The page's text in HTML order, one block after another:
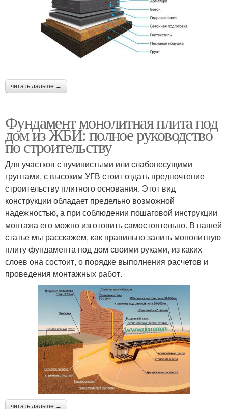
читать дальше →
Фундамент монолитная плита под
дом из ЖБИ: полное руководство
по строительству
Для участков с пучинистыми или слабонесущими
грунтами, с высоким УГВ стоит отдать предпочтение
строительству плитного основания. Этот вид
конструкции обладает предельно возможной
надежностью, а при соблюдении пошаговой инструкции
монтажа его можно изготовить самостоятельно. В нашей
статье мы расскажем, как правильно залить монолитную
плиту фундамента под дом своими руками, из каких
слоев она состоит, о порядке выполнения расчетов и
проведения монтажных работ.
читать дальше →